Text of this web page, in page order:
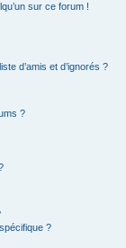
sur ce forum !
d’amis et d’ignorés ?
?
?